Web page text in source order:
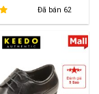
950,000 ₫.
tại
là:
680,000 ₫.
Đã bán 62